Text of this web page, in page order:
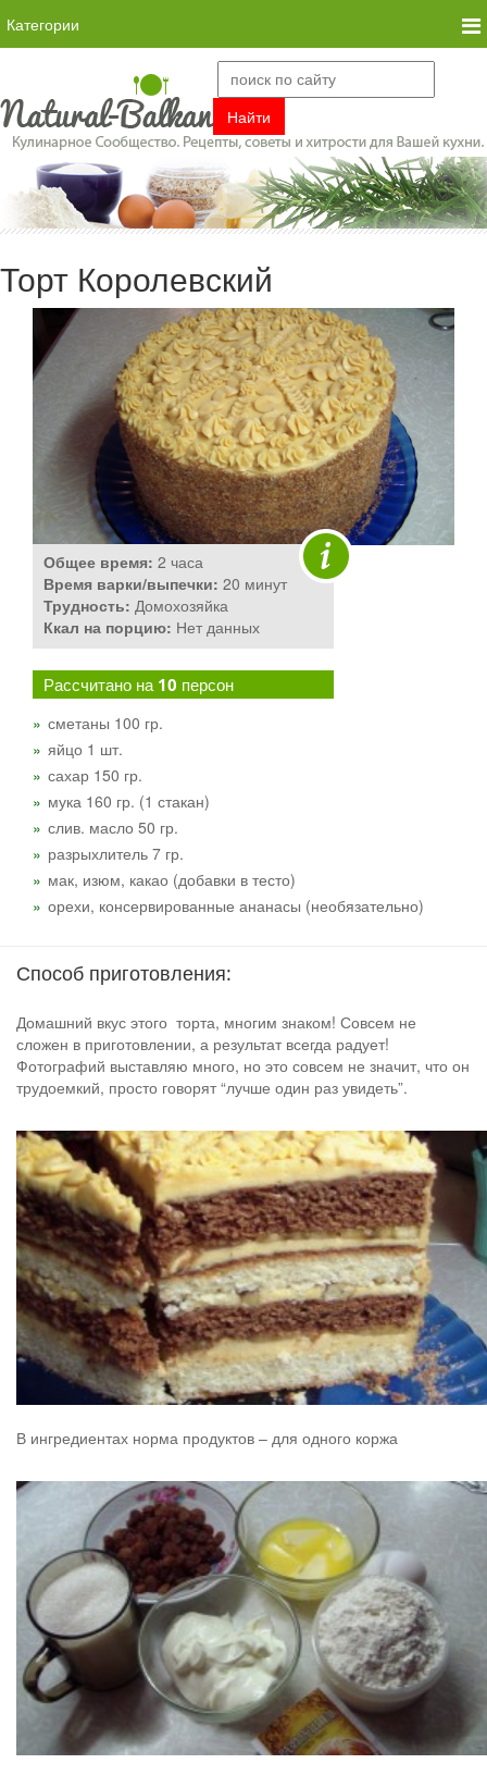
Категории
Торт Королевский
Общее время: 2 часа
Время варки/выпечки: 20 минут
Трудность: Домохозяйка
Ккал на порцию: Нет данных
Рассчитано на 10 персон
сметаны 100 гр.
яйцо 1 шт.
сахар 150 гр.
мука 160 гр. (1 стакан)
слив. масло 50 гр.
разрыхлитель 7 гр.
мак, изюм, какао (добавки в тесто)
орехи, консервированные ананасы (необязательно)
Способ приготовления:
Домашний вкус этого торта, многим знаком! Совсем не
сложен в приготовлении, а результат всегда радует!
Фотографий выставляю много, но это совсем не значит, что он
трудоемкий, просто говорят “лучше один раз увидеть”.
В ингредиентах норма продуктов – для одного коржа